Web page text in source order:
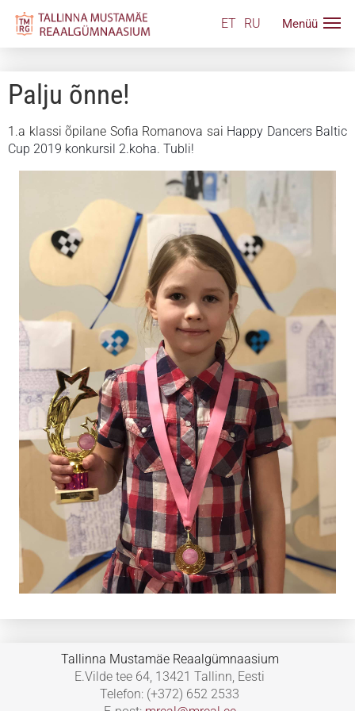
ET RU
Palju õnne!
1.a klassi õpilane Sofia Romanova sai Happy Dancers Baltic
Cup 2019 konkursil 2.koha. Tubli!
Tallinna Mustamäe Reaalgümnaasium
E.Vilde tee 64, 13421 Tallinn, Eesti
Telefon: (+372) 652 2533